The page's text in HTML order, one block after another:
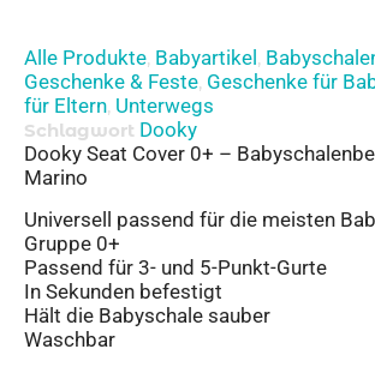
Alle Produkte, Babyartikel ,
Geschenke & Feste, Geschenke für
für Eltern, Unterwegs
Schlagwort Dooky
Dooky Seat Cover 0+ –
Marino
Universell passend für die meisten
Gruppe 0+
Passend für 3- und 5-Punkt-Gurte
In Sekunden befestigt
Hält die Babyschale sauber
Waschbar